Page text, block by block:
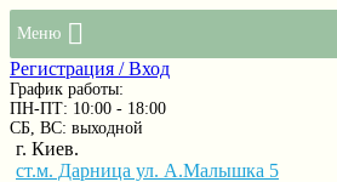
Меню
Регистрация / Вход
График работы:
ПН-ПТ: 10:00 - 18:00
СБ, ВС: выходной
г. Киев.
ст.м. Дарница ул. А.Малышка 5